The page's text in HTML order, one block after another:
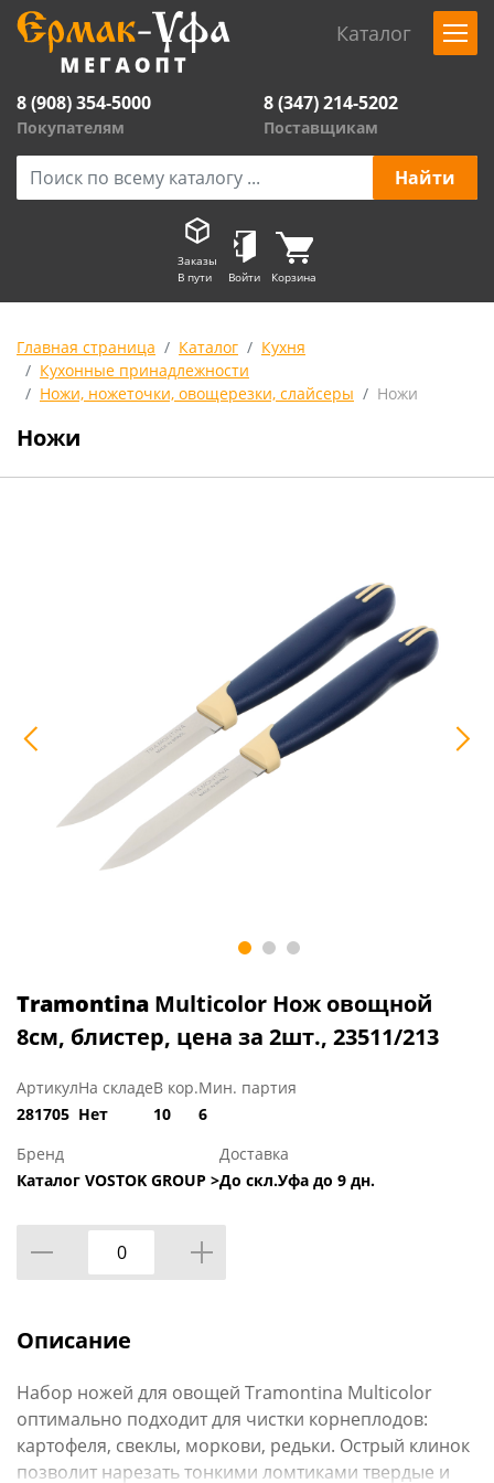
Каталог
8 (908) 354-5000
Покупателям
8 (347) 214-5202
Поставщикам
Заказы
В пути
Войти Корзина
Главная страница Каталог
Кухня
Кухонные принадлежности
Ножи, ножеточки, овощерезки, слайсеры
Ножи
Ножи
Tramontina Multicolor Нож овощной
8см, блистер, цена за 2шт., 23511/213
Артикул
281705
На складе
Нет
В кор.
10
Мин. партия
6
Бренд
Каталог VOSTOK GROUP >
Доставка
До скл.Уфа до 9 дн.
Описание
Набор ножей для овощей Tramontina Multicolor
оптимально подходит для чистки корнеплодов:
картофеля, свеклы, моркови, редьки. Острый клинок
позволит нарезать тонкими ломтиками твердые и